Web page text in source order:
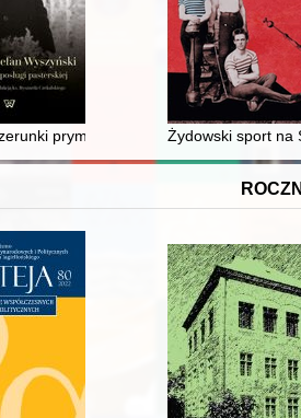
prymasa kardynała Stefana
Żydowski sport na